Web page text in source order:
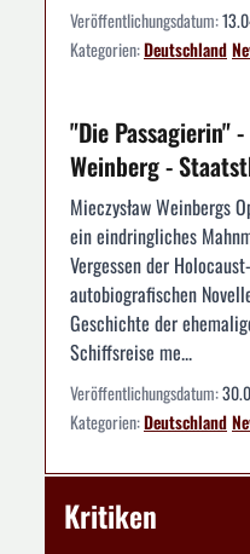
Veröffentlichungsdatum:
Kategorien:Deutschland
"Die Passagierin"
Weinberg -
Mieczysław Weinbergs
ein eindringliches
Vergessen der
autobiografischen
Geschichte der
Schiffsreise me...
Veröffentlichungsdatum:
Kategorien:Deutschland
Kritiken